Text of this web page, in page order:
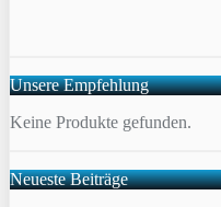
Unsere Empfehlung
Keine Produkte gefunden.
Neueste Beiträge